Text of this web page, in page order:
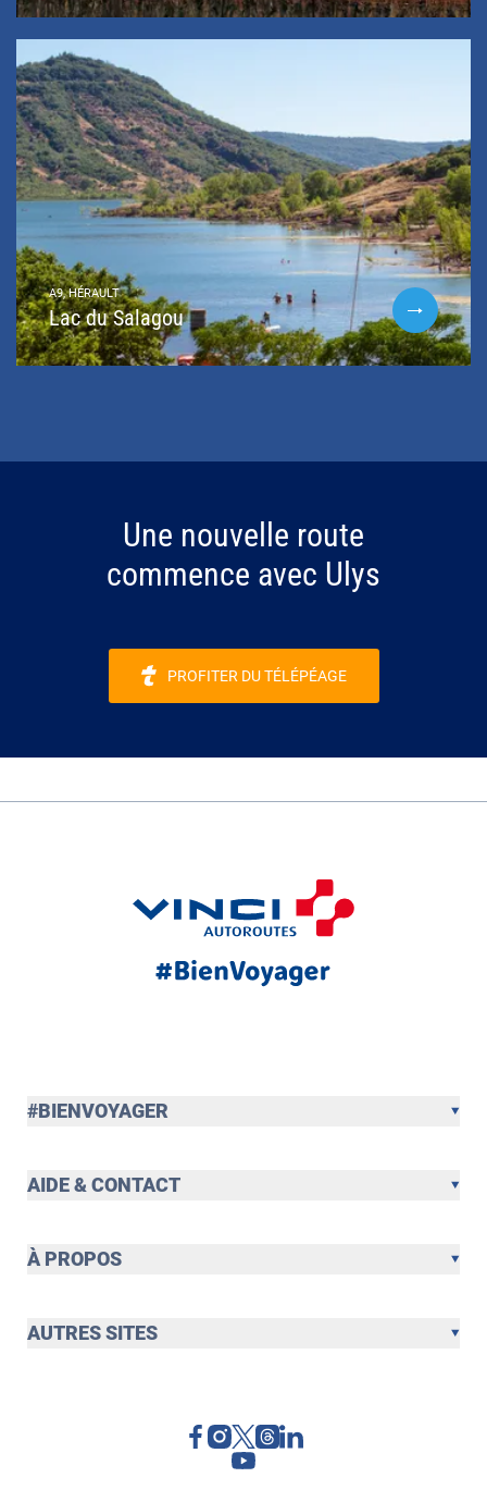
A9, HÉRAULT
Lac du Salagou
Une nouvelle route
commence avec Ulys
PROFITER DU TÉLÉPÉAGE
#BIENVOYAGER
AIDE & CONTACT
À PROPOS
AUTRES SITES